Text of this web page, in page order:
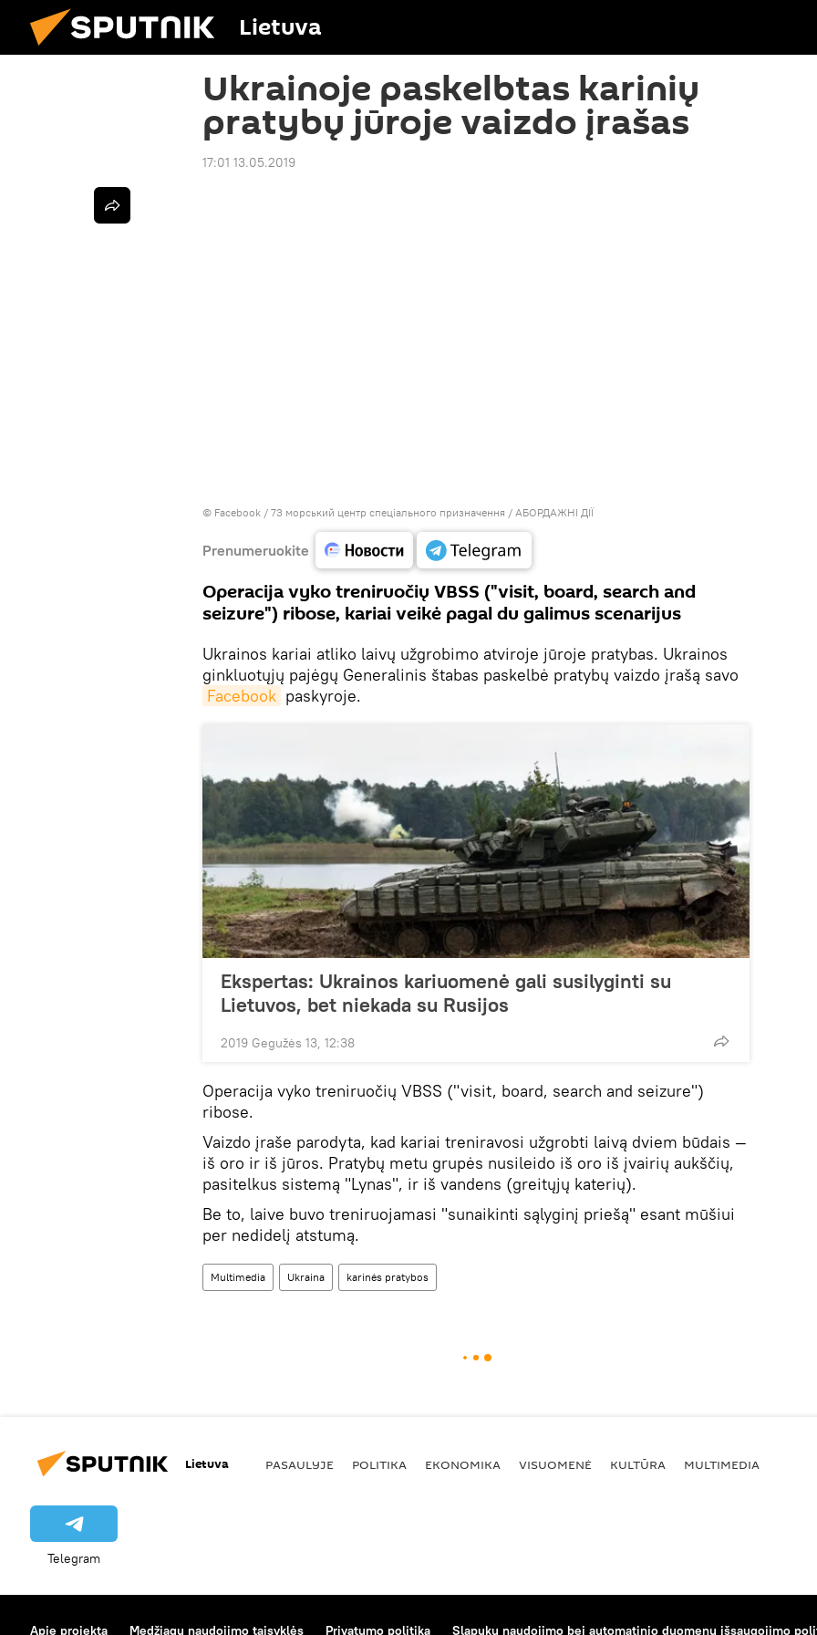
Lietuva
Ukrainoje paskelbtas karinių
pratybų jūroje vaizdo įrašas
17:01 13.05.2019
© Facebook / 73 морський центр спеціального призначення / АБОРДАЖНІ ДІЇ
Prenumeruokite
Operacija vyko treniruočių VBSS ("visit, board, search and
seizure") ribose, kariai veikė pagal du galimus scenarijus
Ukrainos kariai atliko laivų užgrobimo atviroje jūroje pratybas. Ukrainos
ginkluotųjų pajėgų Generalinis štabas paskelbė pratybų vaizdo įrašą savo
Facebook paskyroje.
Ekspertas: Ukrainos kariuomenė gali susilyginti su
Lietuvos, bet niekada su Rusijos
2019 Gegužės 13, 12:38
Operacija vyko treniruočių VBSS ("visit, board, search and seizure")
ribose.
Vaizdo įraše parodyta, kad kariai treniravosi užgrobti laivą dviem būdais —
iš oro ir iš jūros. Pratybų metu grupės nusileido iš oro iš įvairių aukščių,
pasitelkus sistemą "Lynas", ir iš vandens (greitųjų katerių).
Be to, laive buvo treniruojamasi "sunaikinti sąlyginį priešą" esant mūšiui
per nedidelį atstumą.
Multimedia Ukraina karinės pratybos
Lietuva PASAULYJE POLITIKA EKONOMIKA VISUOMENĖ KULTŪRA MULTIMEDIA
Telegram
Apie projektą Medžiagų naudojimo taisyklės Privatumo politika Slapukų naudojimo bei automatinio duomenų išsaugojimo